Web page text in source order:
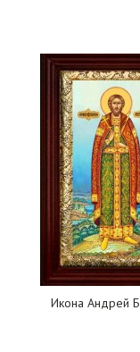
Икона Андрей